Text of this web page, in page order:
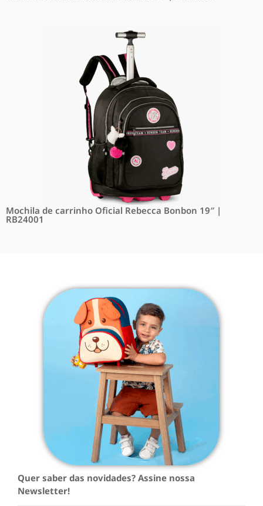
Mochila de carrinho Oficial Rebecca Bonbon 19″ |
RB24001
Quer saber das novidades? Assine nossa
Newsletter!